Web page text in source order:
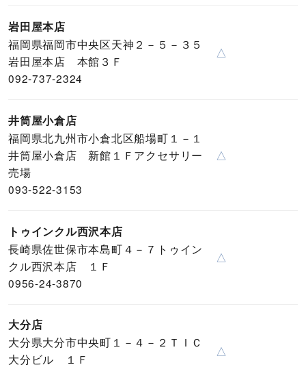
岩田屋本店
福岡県福岡市中央区天神２－５－３５
岩田屋本店 本館３Ｆ
092-737-2324
△
井筒屋小倉店
福岡県北九州市小倉北区船場町１－１
井筒屋小倉店 新館１Ｆアクセサリー
売場
093-522-3153
△
トゥインクル西沢本店
長崎県佐世保市本島町４－７トゥイン
クル西沢本店 １Ｆ
0956-24-3870
△
大分店
大分県大分市中央町１－４－２ＴＩＣ
大分ビル １Ｆ
△